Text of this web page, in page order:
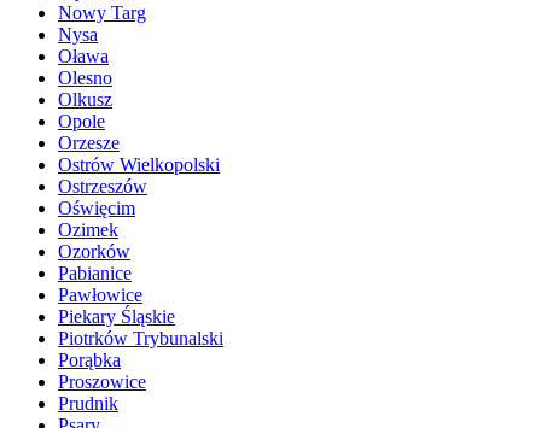
Nowy Targ
Nysa
Oława
Olesno
Olkusz
Opole
Orzesze
Ostrów Wielkopolski
Ostrzeszów
Oświęcim
Ozimek
Ozorków
Pabianice
Pawłowice
Piekary Śląskie
Piotrków Trybunalski
Porąbka
Proszowice
Prudnik